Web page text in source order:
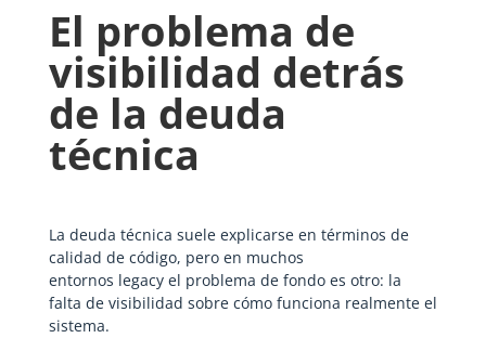
El problema de
visibilidad detrás
de la deuda
técnica
La deuda técnica suele explicarse en términos de
calidad de código, pero en muchos
entornos legacy el problema de fondo es otro: la
falta de visibilidad sobre cómo funciona realmente el
sistema.